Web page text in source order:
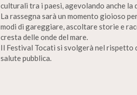
culturali tra i paesi, agevolando anche
La rassegna sarà un momento gioioso
modi di gareggiare, ascoltare storie e
cresta delle onde del mare.
Il Festival Tocatì si svolgerà nel rispetto
salute pubblica.